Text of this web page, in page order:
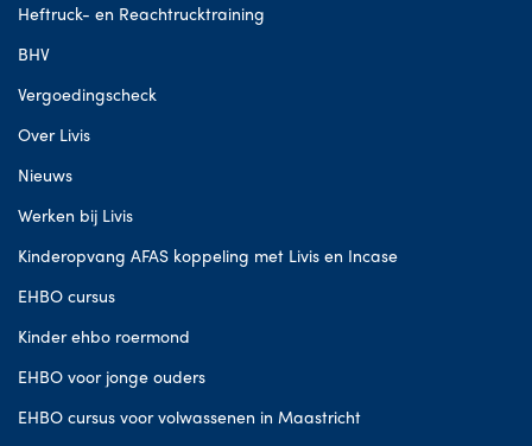
Heftruck- en Reachtrucktraining
BHV
Vergoedingscheck
Over Livis
Nieuws
Werken bij Livis
Kinderopvang AFAS koppeling met Livis en Incase
EHBO cursus
Kinder ehbo roermond
EHBO voor jonge ouders
EHBO cursus voor volwassenen in Maastricht